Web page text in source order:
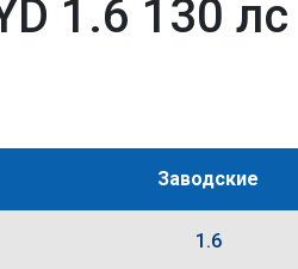
1.6 130 лс
Заводские
1.6